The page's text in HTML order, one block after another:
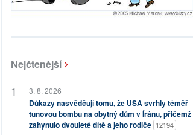
Nejčtenější
3. 8. 2026
Důkazy nasvědčují tomu, že USA svrhly téměř
tunovou bombu na obytný dům v Íránu, přičemž
zahynulo dvouleté dítě a jeho rodiče 12194